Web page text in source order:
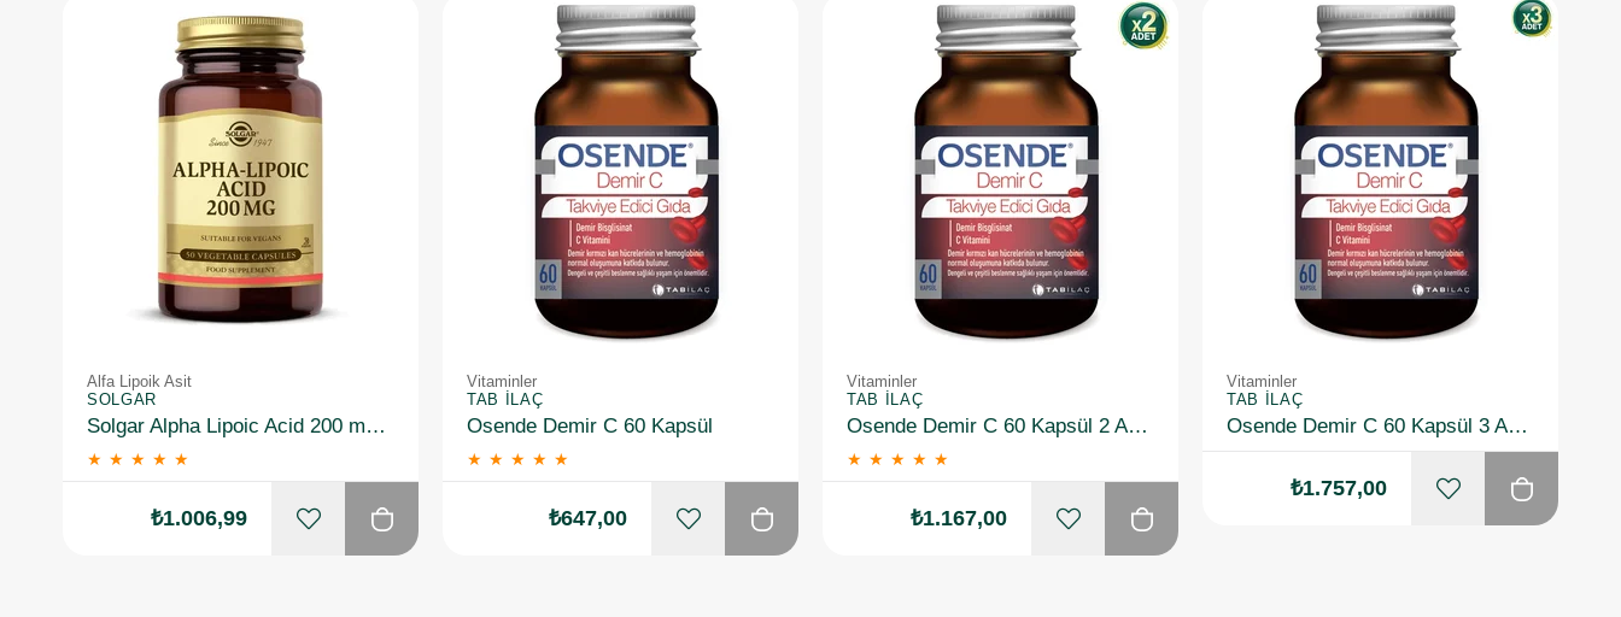
Alfa Lipoik Asit
SOLGAR
Solgar Alpha Lipoic Acid 200 mg 50 Kapsül
★ ★ ★ ★ ★
₺1.006,99
Vitaminler
TAB İLAÇ
Osende Demir C 60 Kapsül
★ ★ ★ ★ ★
₺647,00
Vitaminler
TAB İLAÇ
Osende Demir C 60 Kapsül 2 Adet
★ ★ ★ ★ ★
₺1.167,00
Vitaminler
TAB İLAÇ
Osende Demir C 60 Kapsül 3 Adet
₺1.757,00